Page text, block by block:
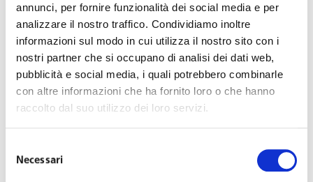
annunci, per fornire funzionalità dei social media e per
analizzare il nostro traffico. Condividiamo inoltre
informazioni sul modo in cui utilizza il nostro sito con i
nostri partner che si occupano di analisi dei dati web,
pubblicità e social media, i quali potrebbero combinarle
con altre informazioni che ha fornito loro o che hanno
raccolto dal suo utilizzo dei loro servizi.
delNecessari
concorrenza;